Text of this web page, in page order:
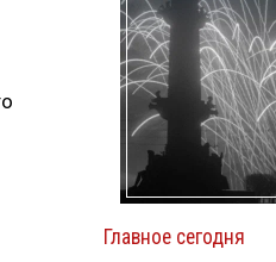
Главное сегодня